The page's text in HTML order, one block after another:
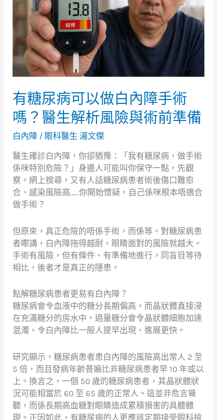
有糖尿病可以做白內障手術
嗎？醫生解析風險與術前準備
白內障 / 眼科醫生 湯文傑
醫生確診白內障，你卻猶豫：「我有糖尿病，做手術
係咪特別危險？」身邊人可能叫你保守一點，先觀
察。網上搜尋，又有人話糖尿病患者術後傷口難愈
合、感染風險高……你開始懷疑，自己係咪根本唔適合
做手術？
但原來，真正危險的唔係手術，而係等。對糖尿病患
者嚟講，白內障拖得越耐，眼睛面對的風險就越大。
手術有風險，但有條件、有準備地進行，同盲目等待
相比，後者才是真正的隱患。
點解糖尿病患者更易有白內障？
糖尿病會令血液中的糖分長期偏高，而晶狀體直接浸
在充滿糖分的房水中。過量糖分會令晶狀體細胞加速
混濁，令白內障比一般人提早出現、進展更快。
研究顯示，糖尿病患者患白內障的風險高出常人 2 至
5 倍，而且發病年齡普遍比非糖尿病患者早 10 年或以
上。換言之，一個 50 歲的糖尿病患者，其晶狀體狀
況可能相當於 60 至 65 歲的正常人。這並非危言聳
聽，而係長期高血糖對眼睛造成累積損害的具體體
現。正因如此，有糖尿病的人更應該定期接受眼科檢
以
做
內
術
嗎？
醫
生
析
風
險
與
術
準
備